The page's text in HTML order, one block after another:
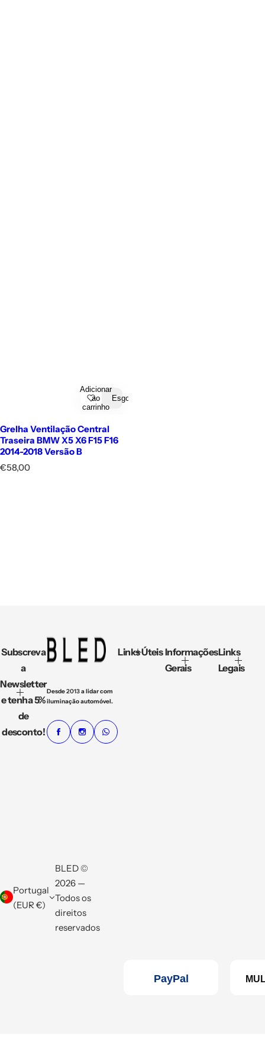
Adicionar
ao
carrinho
Esgotado
Grelha Ventilação Central
Traseira BMW X5 X6 F15 F16
2014-2018 Versão B
P
€58,00
Subscreva
a
Newsletter
e tenha 5%
de
desconto!
Desde2013a lidar com
iluminação automóvel.
Links ÚteisInformações
Gerais
Links
Legais
Portugal
(EUR €)
BLED ©
2026 —
Todos os
direitos
reservados